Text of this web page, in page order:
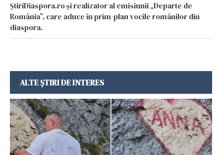
ȘtiriDiaspora.ro și realizator al emisiunii „Departe de
România”, care aduce în prim-plan vocile românilor din
diaspora.
ALTE ȘTIRI DE INTERES